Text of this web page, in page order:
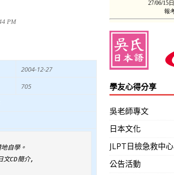
PM
2004-12-27
705
自學。
文CD簡介,
學友心得分享
吳老師專文
日本文化
JLPT日檢急救中心
公告活動